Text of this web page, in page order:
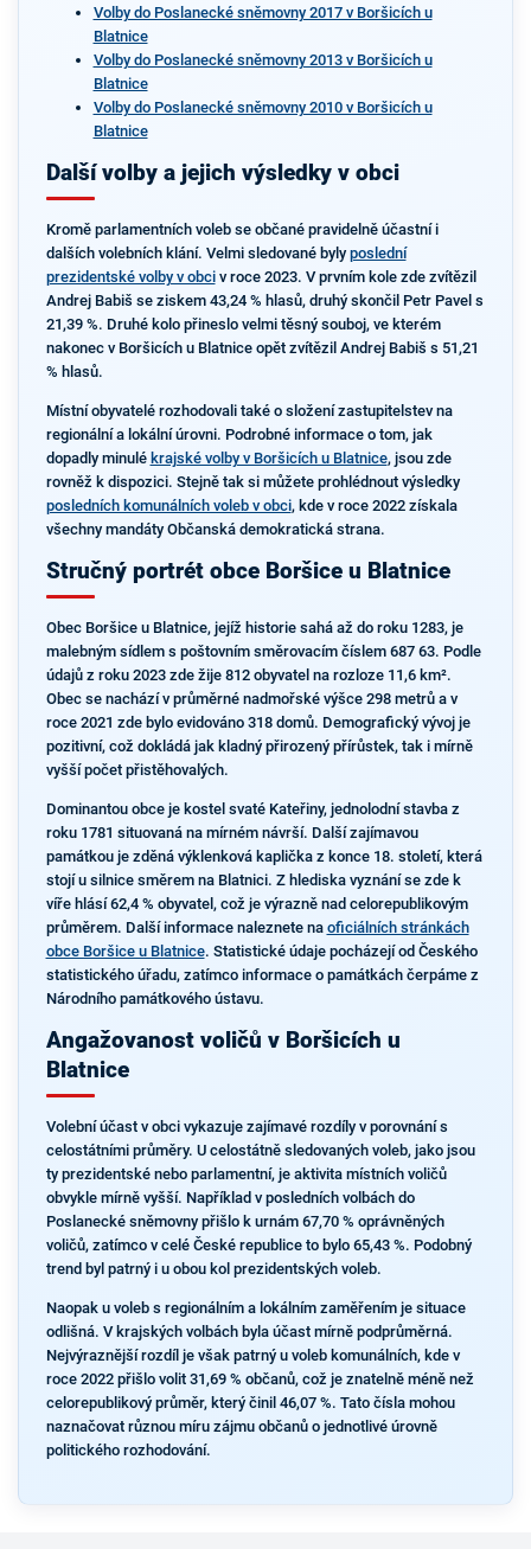
Volby do Poslanecké sněmovny 2017 v Boršicích u
Blatnice
Volby do Poslanecké sněmovny 2013 v Boršicích u
Blatnice
Volby do Poslanecké sněmovny 2010 v Boršicích u
Blatnice
Další volby a jejich výsledky v obci
Kromě parlamentních voleb se občané pravidelně účastní i
dalších volebních klání. Velmi sledované byly poslední
prezidentské volby v obciv roce 2023. V prvním kole zde zvítězil
Andrej Babiš se ziskem 43,24 % hlasů, druhý skončil Petr Pavel s
21,39 %. Druhé kolo přineslo velmi těsný souboj, ve kterém
nakonec v Boršicích u Blatnice opět zvítězil Andrej Babiš s 51,21
% hlasů.
Místní obyvatelé rozhodovali také o složení zastupitelstev na
regionální a lokální úrovni. Podrobné informace o tom, jak
dopadly minulé krajské volby v Boršicích u Blatnice, jsou zde
rovněž k dispozici. Stejně tak si můžete prohlédnout výsledky
posledních komunálních voleb v obci, kde v roce 2022 získala
všechny mandáty Občanská demokratická strana.
Stručný portrét obce Boršice u Blatnice
Obec Boršice u Blatnice, jejíž historie sahá až do roku 1283, je
malebným sídlem s poštovním směrovacím číslem 687 63. Podle
údajů z roku 2023 zde žije 812 obyvatel na rozloze 11,6 km².
Obec se nachází v průměrné nadmořské výšce 298 metrů a v
roce 2021 zde bylo evidováno 318 domů. Demografický vývoj je
pozitivní, což dokládá jak kladný přirozený přírůstek, tak i mírně
vyšší počet přistěhovalých.
Dominantou obce je kostel svaté Kateřiny, jednolodní stavba z
roku 1781 situovaná na mírném návrší. Další zajímavou
památkou je zděná výklenková kaplička z konce 18. století, která
stojí u silnice směrem na Blatnici. Z hlediska vyznání se zde k
víře hlásí 62,4 % obyvatel, což je výrazně nad celorepublikovým
průměrem. Další informace naleznete na oficiálních stránkách
obce Boršice u Blatnice. Statistické údaje pocházejí od Českého
statistického úřadu, zatímco informace o památkách čerpáme z
Národního památkového ústavu.
Angažovanost voličů v Boršicích u
Blatnice
Volební účast v obci vykazuje zajímavé rozdíly v porovnání s
celostátními průměry. U celostátně sledovaných voleb, jako jsou
ty prezidentské nebo parlamentní, je aktivita místních voličů
obvykle mírně vyšší. Například v posledních volbách do
Poslanecké sněmovny přišlo k urnám 67,70 % oprávněných
voličů, zatímco v celé České republice to bylo 65,43 %. Podobný
trend byl patrný i u obou kol prezidentských voleb.
Naopak u voleb s regionálním a lokálním zaměřením je situace
odlišná. V krajských volbách byla účast mírně podprůměrná.
Nejvýraznější rozdíl je však patrný u voleb komunálních, kde v
roce 2022 přišlo volit 31,69 % občanů, což je znatelně méně než
celorepublikový průměr, který činil 46,07 %. Tato čísla mohou
naznačovat různou míru zájmu občanů o jednotlivé úrovně
politického rozhodování.